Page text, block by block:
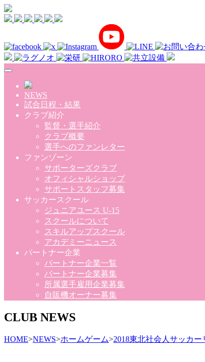
Skip to main content
NEWS
試合日程・結果
クラブ紹介
監督・選手紹介
クラブ概要
選手へのファンレター
ファンゾーン
サポーターズクラブ
オフィシャルショップ
サポートスタッフ募集
サッカースクール
ジュニアユース U-15
スクールについて
スキルアップスクール
アカデミーニュース
パートナー企業
パートナー企業一覧
パートナー企業募集
所属選手雇用企業募集
自販機オーナー募集
CLUB NEWS
HOME>NEWS>ホームゲーム>2018東北社会人サッカ